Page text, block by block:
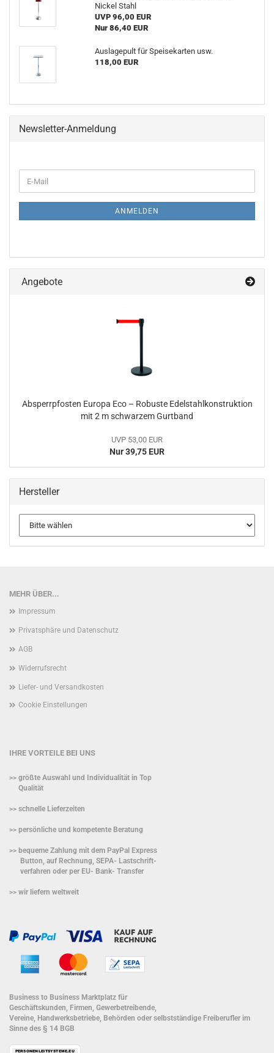
Nickel Stahl
UVP 96,00 EUR
Nur 86,40 EUR
Auslagepult für Speisekarten usw.
118,00 EUR
Newsletter-Anmeldung
ZUR
E-
Mail
ANMELDEN
Angebote
Absperrpfosten Europa Eco – Robuste Edelstahlkonstruktion
mit 2 m schwarzem Gurtband
UVP 53,00 EUR
Nur 39,75 EUR
Hersteller
MEHR ÜBER...
Impressum
Privatsphäre und Datenschutz
AGB
Widerrufsrecht
Liefer- und Versandkosten
Cookie Einstellungen
IHRE VORTEILE BEI UNS
>> größte Auswahl und Individualität in Top
Qualität
>> schnelle Lieferzeiten
>> persönliche und kompetente Beratung
>> bequeme Zahlung mit dem PayPal Express
Button, auf Rechnung, SEPA- Lastschrift-
verfahren oder per EU- Bank- Transfer
>> wir liefern weltweit
Business to Business Marktplatz für
Geschäftskunden, Firmen, Gewerbetreibende,
Vereine, Handwerksbetriebe, Behörden oder selbstständige Freiberufler im
Sinne des § 14 BGB